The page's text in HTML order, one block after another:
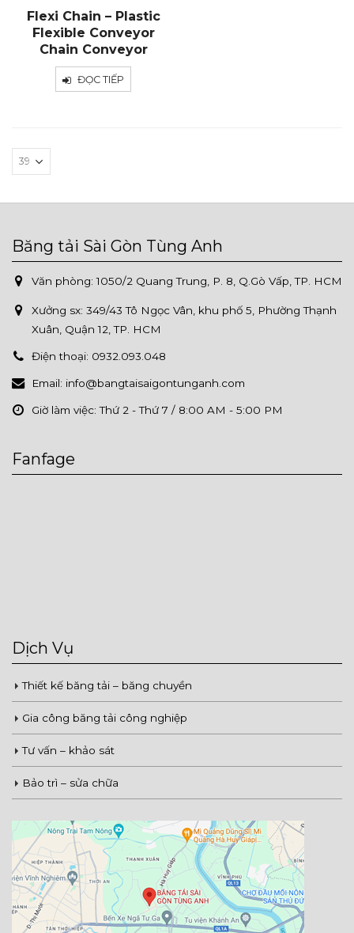
Flexi Chain – Plastic
Flexible Conveyor
Chain Conveyor
ĐỌC TIẾP
Băng tải Sài Gòn Tùng Anh
Văn phòng: 1050/2 Quang Trung, P. 8, Q.Gò Vấp, TP. HCM
Xưởng sx: 349/43 Tô Ngọc Vân, khu phố 5, Phường Thạnh
Xuân, Quận 12, TP. HCM
Điện thoại: 0932.093.048
Email: info@bangtaisaigontunganh.com
Giờ làm việc: Thứ 2 - Thứ 7 / 8:00 AM - 5:00 PM
Fanfage
Dịch Vụ
Thiết kế băng tải – băng chuyền
Gia công băng tải công nghiệp
Tư vấn – khảo sát
Bảo trì – sửa chữa